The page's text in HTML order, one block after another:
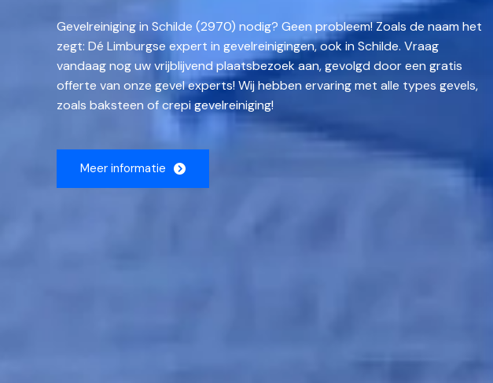
Gevelreiniging in Schilde (2970) nodig? Geen probleem! Zoals de naam het
zegt: Dé Limburgse expert in gevelreinigingen, ook in Schilde. Vraag
vandaag nog uw vrijblijvend plaatsbezoek aan, gevolgd door een gratis
offerte van onze gevel experts! Wij hebben ervaring met alle types gevels,
zoals baksteen of crepi gevelreiniging!
Meer informatie